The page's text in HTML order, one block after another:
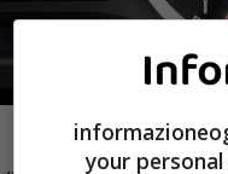
your